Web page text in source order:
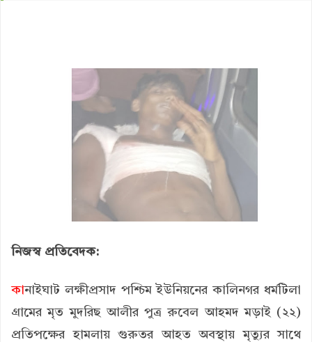
নিজস্ব প্রতিবেদক:
কানাইঘাট লক্ষীপ্রসাদ পশ্চিম ইউনিয়নের কালিনগর ধর্মটিলা
গ্রামের মৃত মুদরিছ আলীর পুত্র রুবেল আহমদ মড়াই (২২)
প্রতিপক্ষের হামলায় গুরুতর আহত অবস্থায় মৃত্যুর সাথে